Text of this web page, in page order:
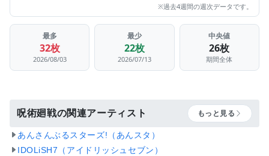
※過去4週間の週次データです。
最多
32枚
2026/08/03
最少
22枚
2026/07/13
中央値
26枚
期間全体
呪術廻戦の関連アーティスト もっと見る
あんさんぶるスターズ!（あんスタ）
IDOLiSH7（アイドリッシュセブン）